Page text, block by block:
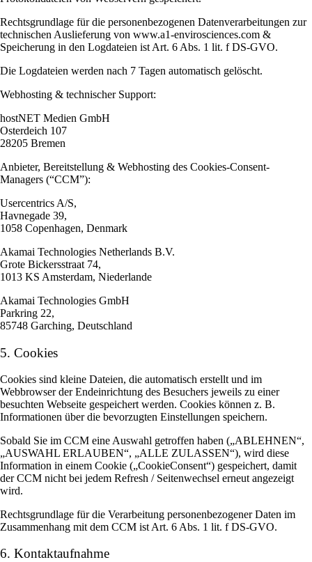
Rechtsgrundlage für die personenbezogenen Datenverarbeitungen zur
technischen Auslieferung von www.a1-envirosciences.com &
Speicherung in den Logdateien ist Art. 6 Abs. 1 lit. f DS-GVO.
Die Logdateien werden nach 7 Tagen automatisch gelöscht.
Webhosting & technischer Support:
hostNET Medien GmbH
Osterdeich 107
28205 Bremen
Anbieter, Bereitstellung & Webhosting des Cookies-Consent-
Managers (“CCM”):
Usercentrics A/S,
Havnegade 39,
1058 Copenhagen, Denmark
Akamai Technologies Netherlands B.V.
Grote Bickersstraat 74,
1013 KS Amsterdam, Niederlande
Akamai Technologies GmbH
Parkring 22,
85748 Garching, Deutschland
5. Cookies
Cookies sind kleine Dateien, die automatisch erstellt und im
Webbrowser der Endeinrichtung des Besuchers jeweils zu einer
besuchten Webseite gespeichert werden. Cookies können z. B.
Informationen über die bevorzugten Einstellungen speichern.
Sobald Sie im CCM eine Auswahl getroffen haben („ABLEHNEN“,
„AUSWAHL ERLAUBEN“, „ALLE ZULASSEN“), wird diese
Information in einem Cookie („CookieConsent“) gespeichert, damit
der CCM nicht bei jedem Refresh / Seitenwechsel erneut angezeigt
wird.
Rechtsgrundlage für die Verarbeitung personenbezogener Daten im
Zusammenhang mit dem CCM ist Art. 6 Abs. 1 lit. f DS-GVO.
6. Kontaktaufnahme